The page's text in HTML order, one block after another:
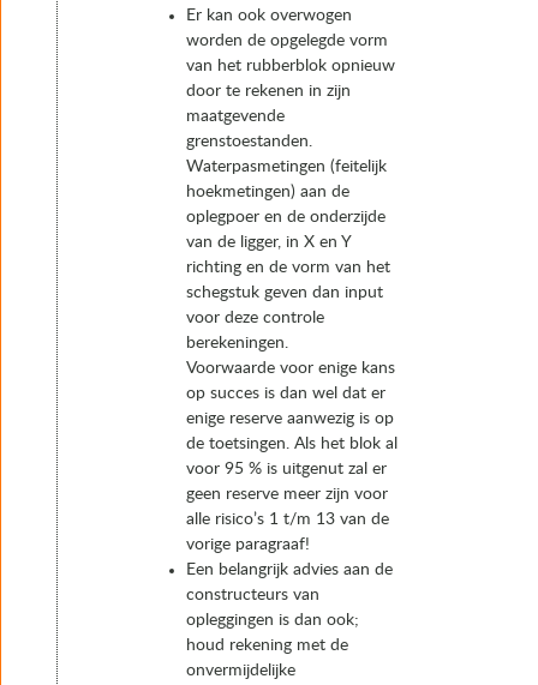
Er kan ook overwogen
worden de opgelegde vorm
van het rubberblok opnieuw
door te rekenen in zijn
maatgevende
grenstoestanden.
Waterpasmetingen (feitelijk
hoekmetingen) aan de
oplegpoer en de onderzijde
van de ligger, in X en Y
richting en de vorm van het
schegstuk geven dan input
voor deze controle
berekeningen.
Voorwaarde voor enige kans
op succes is dan wel dat er
enige reserve aanwezig is op
de toetsingen. Als het blok al
voor 95 % is uitgenut zal er
geen reserve meer zijn voor
alle risico’s 1 t/m 13 van de
vorige paragraaf!
Een belangrijk advies aan de
constructeurs van
opleggingen is dan ook;
houd rekening met de
onvermijdelijke